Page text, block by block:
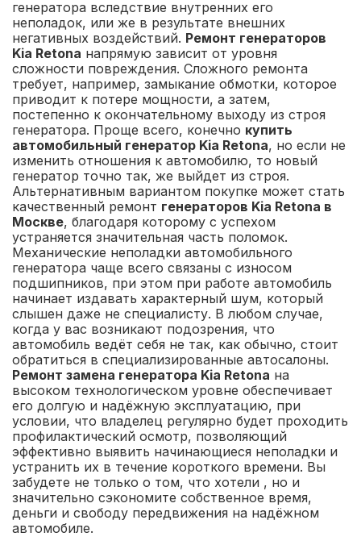
генератора вследствие внутренних его
неполадок, или же в результате внешних
негативных воздействий. Ремонт генераторов
Kia Retona напрямую зависит от уровня
сложности повреждения. Сложного ремонта
требует, например, замыкание обмотки, которое
приводит к потере мощности, а затем,
постепенно к окончательному выходу из строя
генератора. Проще всего, конечно купить
автомобильный генератор Kia Retona, но если не
изменить отношения к автомобилю, то новый
генератор точно так, же выйдет из строя.
Альтернативным вариантом покупке может стать
качественный ремонт генераторов Kia Retona в
Москве, благодаря которому с успехом
устраняется значительная часть поломок.
Механические неполадки автомобильного
генератора чаще всего связаны с износом
подшипников, при этом при работе автомобиль
начинает издавать характерный шум, который
слышен даже не специалисту. В любом случае,
когда у вас возникают подозрения, что
автомобиль ведёт себя не так, как обычно, стоит
обратиться в специализированные автосалоны.
Ремонт замена генератора Kia Retona на
высоком технологическом уровне обеспечивает
его долгую и надёжную эксплуатацию, при
условии, что владелец регулярно будет проходить
профилактический осмотр, позволяющий
эффективно выявить начинающиеся неполадки и
устранить их в течение короткого времени. Вы
забудете не только о том, что хотели , но и
значительно сэкономите собственное время,
деньги и свободу передвижения на надёжном
автомобиле.